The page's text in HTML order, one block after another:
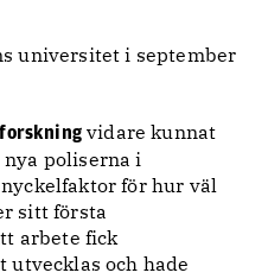
universitet i september
vidare kunnat
poliserna i
för hur väl
sitt första
arbete fick
och hade